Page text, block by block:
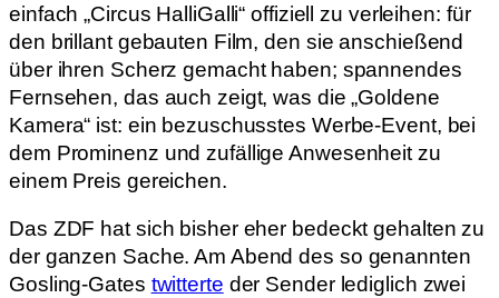
einfach „Circus HalliGalli“ offiziell zu verleihen: für
den brillant gebauten Film, den sie anschießend
über ihren Scherz gemacht haben; spannendes
Fernsehen, das auch zeigt, was die „Goldene
Kamera“ ist: ein bezuschusstes Werbe-Event, bei
dem Prominenz und zufällige Anwesenheit zu
einem Preis gereichen.
Das ZDF hat sich bisher eher bedeckt gehalten zu
der ganzen Sache. Am Abend des so genannten
Gosling-Gates twitterte der Sender lediglich zwei